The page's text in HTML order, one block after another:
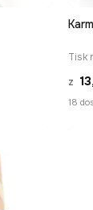
Tisk
z
18